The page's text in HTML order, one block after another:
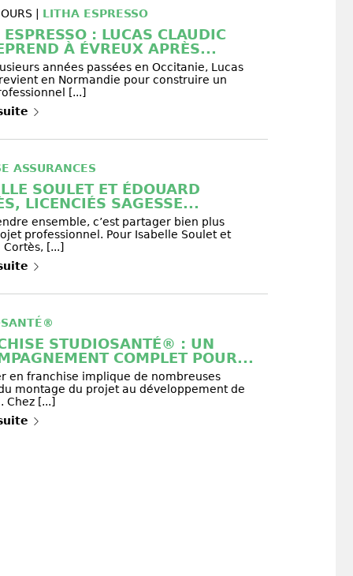
| LITHA ESPRESSO
: LUCAS CLAUDIC
À ÉVREUX APRÈS...
années passées en Occitanie, Lucas
en Normandie pour construire un
[...]
ASSURANCES
SOULET ET ÉDOUARD
LICENCIÉS SAGESSE...
ensemble, c’est partager bien plus
professionnel. Pour Isabelle Soulet et
[...]
STUDIOSANTÉ® : UN
COMPLET POUR...
en franchise implique de nombreuses
montage du projet au développement de
Chez [...]